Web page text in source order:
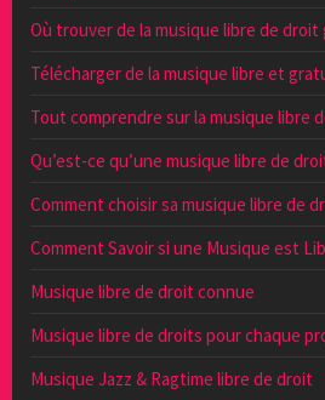
Où trouver de la musique libre de droit
Télécharger de la musique libre et
Tout comprendre sur la musique libre
Qu’est-ce qu’une musique libre de
Comment choisir sa musique libre de
Comment Savoir si une Musique est
Musique libre de droit connue
Musique libre de droits pour chaque
Musique Jazz & Ragtime libre de droit